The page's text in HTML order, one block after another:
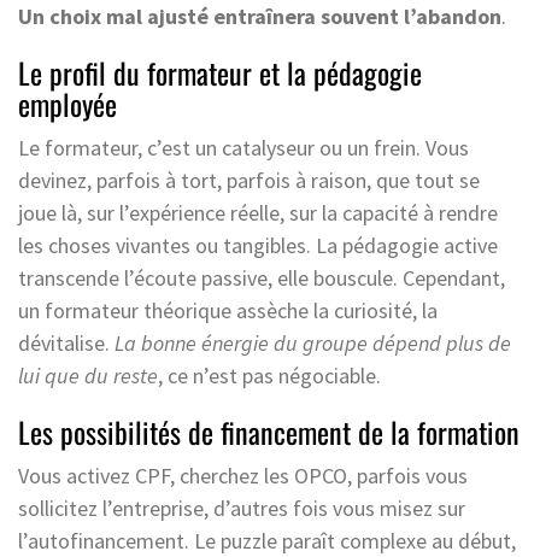
Un choix mal ajusté entraînera souvent l’abandon.
Le profil du formateur et la pédagogie
employée
Le formateur, c’est un catalyseur ou un frein. Vous
devinez, parfois à tort, parfois à raison, que tout se
joue là, sur l’expérience réelle, sur la capacité à rendre
les choses vivantes ou tangibles. La pédagogie active
transcende l’écoute passive, elle bouscule. Cependant,
un formateur théorique assèche la curiosité, la
dévitalise. La bonne énergie du groupe dépend plus de
lui que du reste, ce n’est pas négociable.
Les possibilités de financement de la formation
Vous activez CPF, cherchez les OPCO, parfois vous
sollicitez l’entreprise, d’autres fois vous misez sur
l’autofinancement. Le puzzle paraît complexe au début,